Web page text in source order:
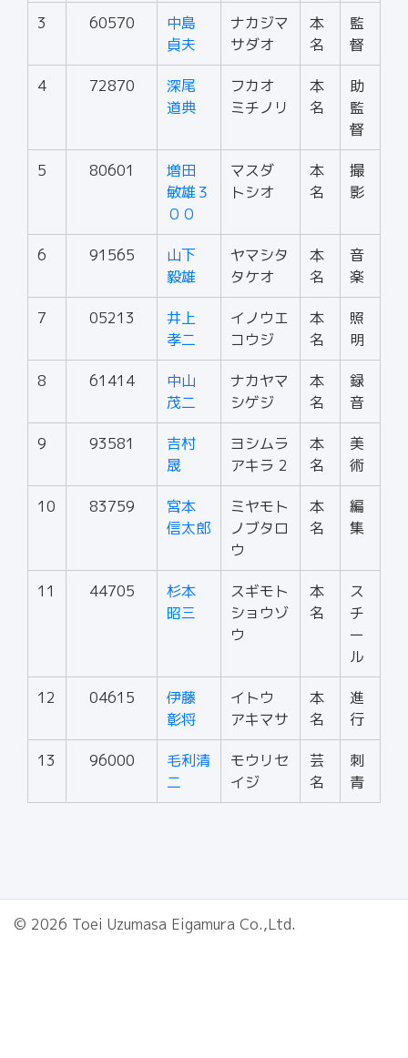
3 60570
中島
貞夫
ナカジマ
サダオ
本
名
監
督
4 72870
深尾
道典
フカオ
ミチノリ
本
名
助
監
督
5 80601
増田
敏雄３
００
マスダ
トシオ
本
名
撮
影
6 91565
山下
毅雄
ヤマシタ
タケオ
本
名
音
楽
7 05213
井上
孝二
イノウエ
コウジ
本
名
照
明
8 61414
中山
茂二
ナカヤマ
シゲジ
本
名
録
音
9 93581
吉村
晟
ヨシムラ
アキラ 2
本
名
美
術
10 83759
宮本
信太郎
ミヤモト
ノブタロ
ウ
本
名
編
集
11 44705
杉本
昭三
スギモト
ショウゾ
ウ
本
名
ス
チ
ー
ル
12 04615
伊藤
彰将
イトウ
アキマサ
本
名
進
行
13 96000
毛利清
二
モウリセ
イジ
芸
名
刺
青
© 2026 Toei Uzumasa Eigamura Co.,Ltd.